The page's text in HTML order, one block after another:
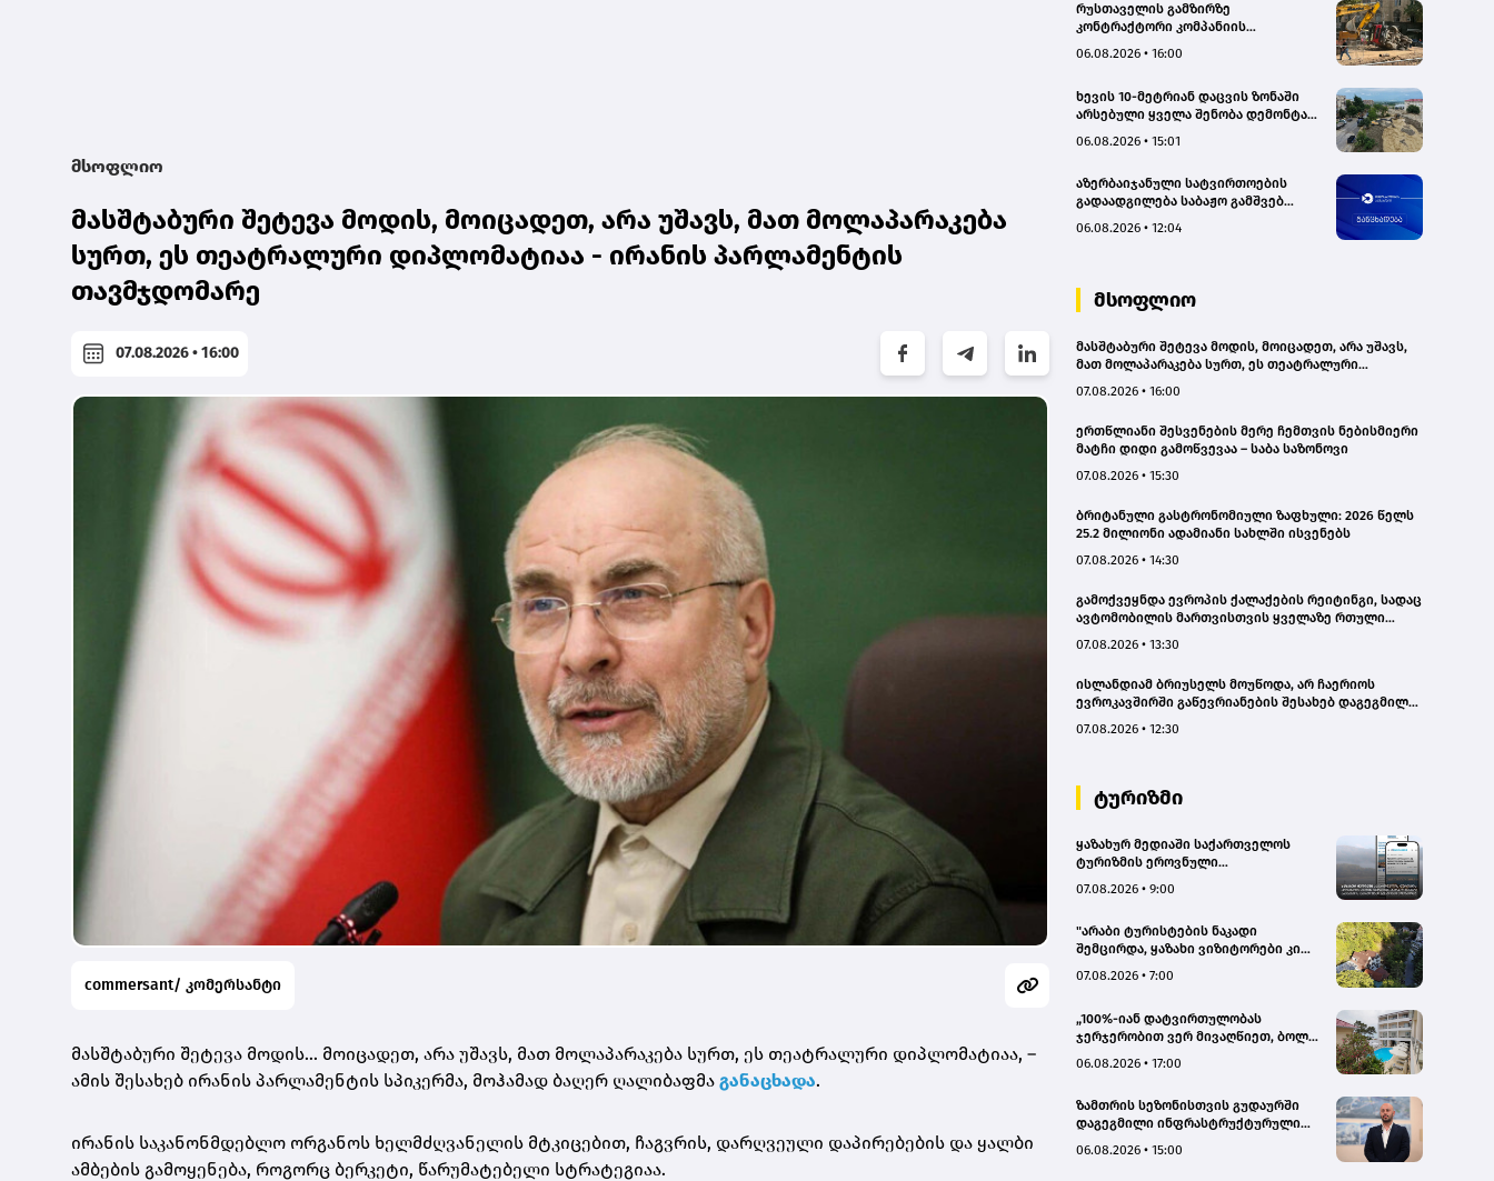
მსოფლიო
მასშტაბური შეტევა მოდის, მოიცადეთ, არა უშავს, მათ მოლაპარაკება
სურთ, ეს თეატრალური დიპლომატიაა - ირანის პარლამენტის
თავმჯდომარე
07.08.2026 • 16:00
commersant/ კომერსანტი
მასშტაბური შეტევა მოდის… მოიცადეთ, არა უშავს, მათ მოლაპარაკება სურთ, ეს თეატრალური დიპლომატიაა, –
ამის შესახებ ირანის პარლამენტის სპიკერმა, მოჰამად ბაღერ ღალიბაფმა განაცხადა.
ირანის საკანონმდებლო ორგანოს ხელმძღვანელის მტკიცებით, ჩაგვრის, დარღვეული დაპირებების და ყალბი
ამბების გამოყენება, როგორც ბერკეტი, წარუმატებელი სტრატეგიაა.
რუსთაველის გამზირზე
კონტრაქტორი კომპანიის
ახლოს იმოძრავა, რამაც ნიადაგის
გამოიწვია, გადაბრუნდა
ავტომანქანა - თვითმცლელში
იმყოფებოდა მცირეწლოვანი ბავშვი
06.08.2026 • 16:00
ხევის 10-მეტრიან დაცვის ზონაში
არსებული ყველა შენობა დემონტაჟს
06.08.2026 • 15:01
აზერბაიჯანული სატვირთოების
გადაადგილება საბაჟო გამშვებ
მიმდინარეობს- შემოსავლების
06.08.2026 • 12:04
მსოფლიო
მასშტაბური შეტევა მოდის, მოიცადეთ, არა უშავს,
მათ მოლაპარაკება სურთ, ეს თეატრალური
თავმჯდომარე
07.08.2026 • 16:00
ერთწლიანი შესვენების მერე ჩემთვის ნებისმიერი
მატჩი დიდი გამოწვევაა – საბა საზონოვი
07.08.2026 • 15:30
ბრიტანული გასტრონომიული ზაფხული: 2026 წელს
25.2 მილიონი ადამიანი სახლში ისვენებს
07.08.2026 • 14:30
გამოქვეყნდა ევროპის ქალაქების რეიტინგი, სადაც
ავტომობილის მართვისთვის ყველაზე რთული
07.08.2026 • 13:30
ისლანდიამ ბრიუსელს მოუწოდა, არ ჩაერიოს
ევროკავშირში გაწევრიანების შესახებ დაგეგმილ
07.08.2026 • 12:30
ტურიზმი
ყაზახურ მედიაში საქართველოს
ტურიზმის ეროვნული
კამპანიის ფარგლებში სტატიები
07.08.2026 • 9:00
"არაბი ტურისტების ნაკადი
შემცირდა, ყაზახი ვიზიტორები კი
Hotel
07.08.2026 • 7:00
„100%-იან დატვირთულობას
ჯერჯერობით ვერ მივაღწიეთ, ბოლო
გაუქმდა“ - Kobuleti Beach Club
06.08.2026 • 17:00
ზამთრის სეზონისთვის გუდაურში
დაგეგმილი ინფრასტრუქტურული
გუდაურის ტურისტული
06.08.2026 • 15:00